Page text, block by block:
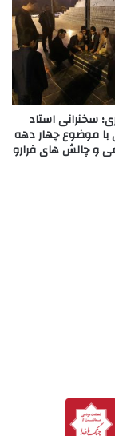
سخنرانی استاد
موضوع چهار دهه
و چالش های فرارو